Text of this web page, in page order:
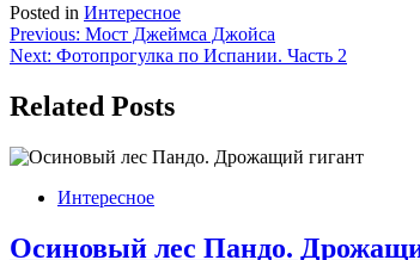
Posted in Интересное
Навигация
по
записям
Previous: Мост Джеймса Джойса
Next: Фотопрогулка по Испании. Часть 2
Related Posts
Интересное
Осиновый лес Пандо.